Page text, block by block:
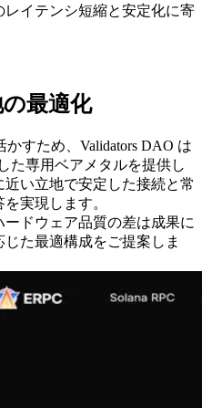
イテンシ短縮と安定化に寄
最適化
すため、Validators DAO は
た専用ベアメタルを提供し
い立地で安定した接続と常
実現します。
ドウェア品質の差は成果に
た最適構成をご提案しま